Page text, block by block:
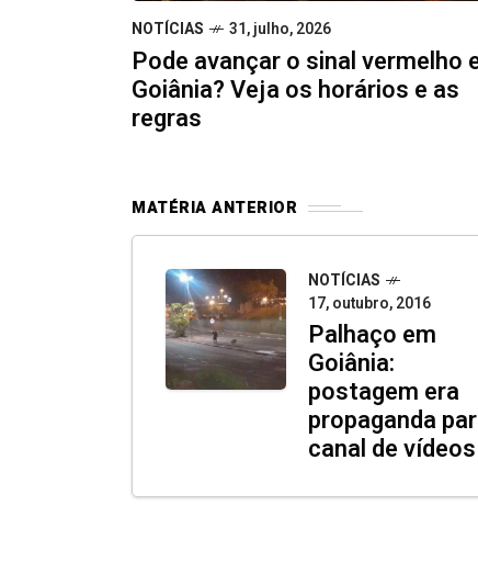
NOTÍCIAS 31, julho, 2026
Pode avançar o sinal vermelho
Goiânia? Veja os horários e as
regras
MATÉRIA ANTERIOR
NOTÍCIAS
17, outubro, 2016
Palhaço em
Goiânia:
postagem era
propaganda
canal de vídeos